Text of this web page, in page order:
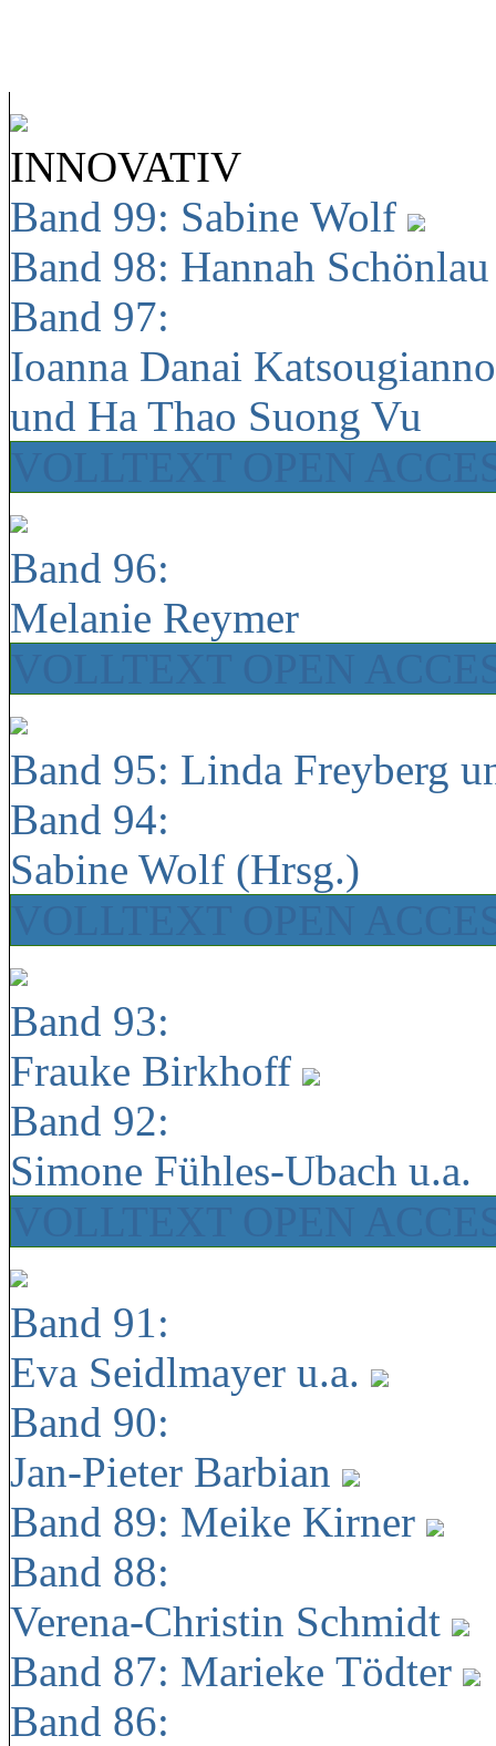
INNOVATIV
Band 99: Sabine Wolf
Band 98: Hannah
Band 97:
Ioanna Danai
und Ha Thao Suong Vu
Band 96:
Melanie Reymer
Band 95: Linda Freyberg
Band 94:
Sabine Wolf (Hrsg.)
Band 93:
Frauke Birkhoff
Band 92:
Simone Fühles-Ubach u.a.
Band 91:
Eva Seidlmayer u.a.
Band 90:
Jan-Pieter Barbian
Band 89: Meike Kirner
Band 88:
Verena-Christin Schmidt
Band 87: Marieke Tödter
Band 86: